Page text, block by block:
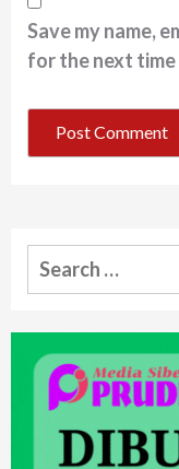
Save my name,
for the next time